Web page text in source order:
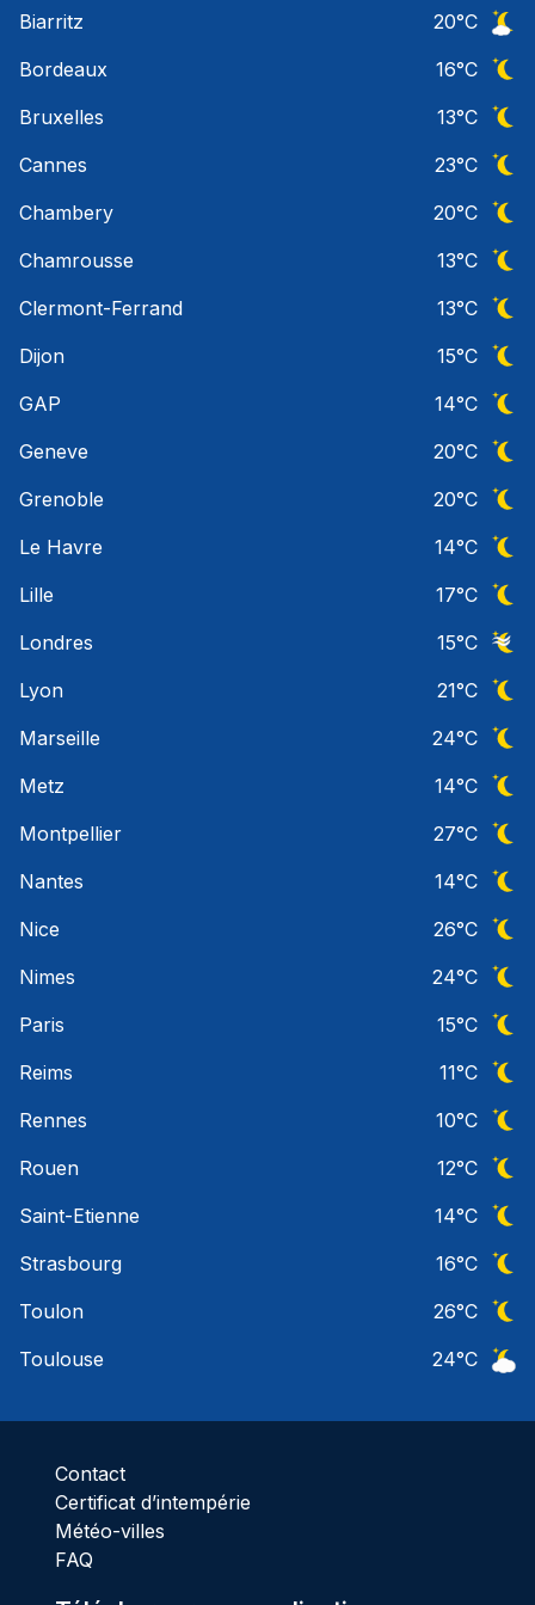
Biarritz
20°C
Bordeaux
16°C
Bruxelles
13°C
Cannes
23°C
Chambery
20°C
Chamrousse
13°C
Clermont-Ferrand
13°C
Dijon
15°C
GAP
14°C
Geneve
20°C
Grenoble
20°C
Le Havre
14°C
Lille
17°C
Londres
15°C
Lyon
21°C
Marseille
24°C
Metz
14°C
Montpellier
27°C
Nantes
14°C
Nice
26°C
Nimes
24°C
Paris
15°C
Reims
11°C
Rennes
10°C
Rouen
12°C
Saint-Etienne
14°C
Strasbourg
16°C
Toulon
26°C
Toulouse
24°C
Contact
Certificat d’intempérie
Météo-villes
FAQ